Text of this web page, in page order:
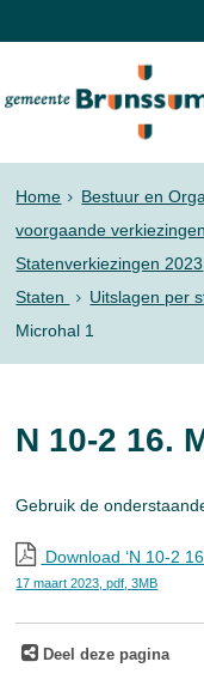
Home Bestuur en
voorgaande verkiezingen
Statenverkiezingen 2023
Staten
Uitslagen per
Microhal 1
N 10-2 16.
Gebruik de
Download ‘N 10-2
17 maart 2023,pdf , 3MB
Deel deze pagina